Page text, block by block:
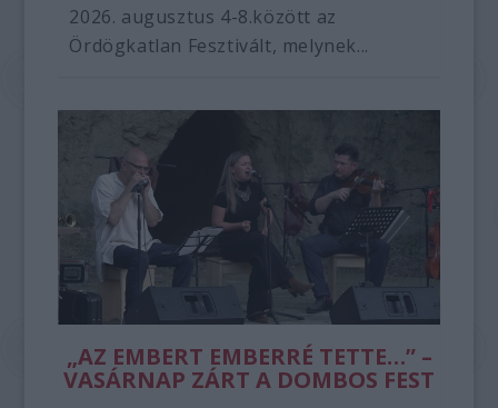
2026. augusztus 4-8.között az
Ördögkatlan Fesztivált, melynek...
„AZ EMBERT EMBERRÉ TETTE…” –
VASÁRNAP ZÁRT A DOMBOS FEST